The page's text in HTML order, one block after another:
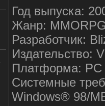
Год выпуска:
Жанр:
Разработчик:
Издательство:
Платформа: PC
Системные
Windows® 98/